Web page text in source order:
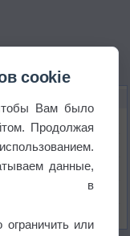
cookie
Вам было
Продолжая
данные,
в
или